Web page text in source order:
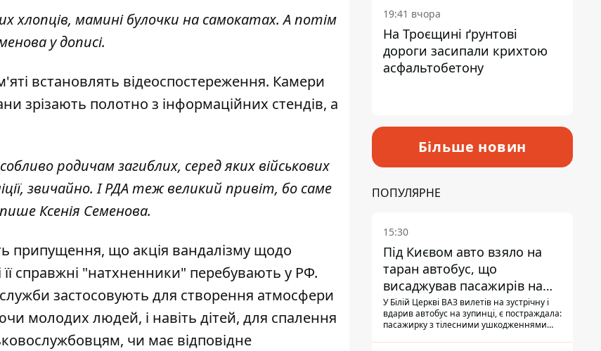
хлопців, мамині булочки на самокатах. А потім
у дописі.
встановлять відеоспостереження. Камери
зрізають полотно з інформаційних стендів, а
родичам загиблих, серед яких військових
звичайно. І РДА теж великий привіт, бо саме
Ксенія Семенова.
припущення, що акція вандалізму щодо
справжні "натхненники" перебувають у РФ.
застосовують для створення атмосфери
молодих людей, і навіть дітей, для спалення
чи має відповідне
19:41 вчора
На Троєщині ґрунтові
дороги засипали крихтою
асфальтобетону
Більше новин
ПОПУЛЯРНЕ
15:30
Під Києвом авто взяло на
таран автобус, що
висаджував пасажирів на
зупинці - пасажирка в
лікарні
У Білій Церкві ВАЗ вилетів на зустрічну і
вдарив автобус на зупинці, є постраждала:
пасажирку з тілесними ушкодженнями